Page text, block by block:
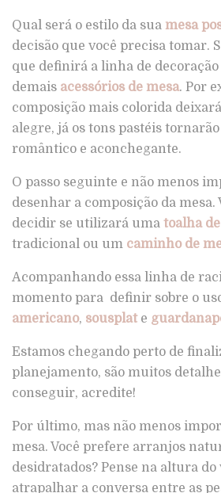
Qual será o estilo da sua mesa
decisão que você precisa tomar.
que definirá a linha de decoração
demais acessórios de mesa. Por
composição mais colorida
alegre, já os tons pastéis
romântico e aconchegante.
O passo seguinte e não menos
desenhar a composição da mesa.
decidir se utilizará uma toalha
tradicional ou um caminho de
Acompanhando essa linha de
momento para definir sobre o
americano, sousplate
Estamos chegando perto de
planejamento, são muitos
conseguir, acredite!
Por último, mas não menos
mesa. Você prefere arranjos
desidratados? Pense na altura do
atrapalhar a conversa entre as